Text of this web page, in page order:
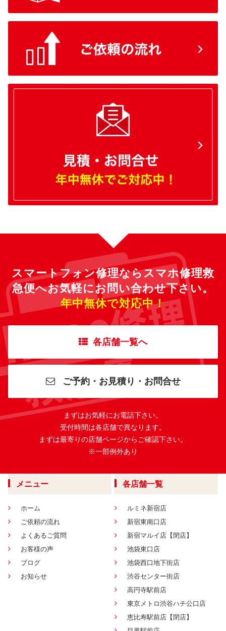
スマートフォン修理ならスマホ修理救
急便へお気軽にお問い合わせ下さい。
年中無休で対応中！
各店舗一覧へ
ご予約・お見積り・お問合せ
まずはお気軽にお電話下さい。
受付時間は各店舗で異なります。
まずは最寄りの店舗ページからご確認下さい。
※一部例外あり
メニュー
ホーム
ご依頼の流れ
よくあるご質問
お客様の声
ブログ
お知らせ
各店舗一覧
ルミネ新宿店
新宿東南口店
新宿マルイ店【閉店】
池袋東口店
池袋西口地下街店
渋谷センター街店
高円寺駅前店
東京メトロ渋谷ハチ公口店
恵比寿駅前店【閉店】